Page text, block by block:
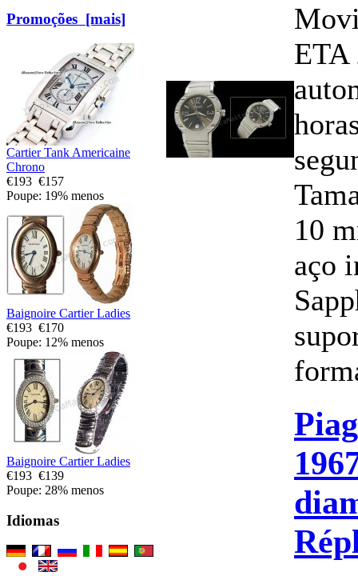
Promoções [mais]
Cartier Tank Americaine
Chrono
€193 €157
Poupe: 19% menos
Baignoire Cartier Ladies
€193 €170
Poupe: 12% menos
Baignoire Cartier Ladies
€193 €139
Poupe: 28% menos
Idiomas
ETA
10
aço